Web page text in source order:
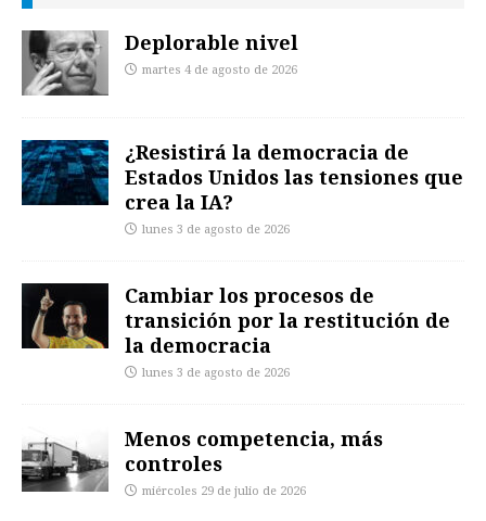
Deplorable nivel
martes 4 de agosto de 2026
¿Resistirá la democracia de
Estados Unidos las tensiones que
crea la IA?
lunes 3 de agosto de 2026
Cambiar los procesos de
transición por la restitución de
la democracia
lunes 3 de agosto de 2026
Menos competencia, más
controles
miércoles 29 de julio de 2026